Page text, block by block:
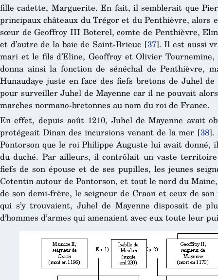
fille cadette, Marguerite. En fait, il semblerait que
principaux châteaux du Trégor et du Penthièvre, alors
sœur de Geoffroy III Boterel, comte de Penthièvre,
et d’autre de la baie de Saint-Brieuc [37]. Il est aussi
mari et le fils d’Eline, Geoffroy et Olivier
donna ainsi la fonction de sénéchal de Penthièvre,
Hunaudaye juste en face des fiefs bretons de Juhel
pour surveiller Juhel de Mayenne car il ne pouvait
marches normano-bretonnes au nom du roi de France.
En effet, depuis août 1210, Juhel de Mayenne avait
protégeait Dinan des incursions venant de la mer [38].
Pontorson que le roi Philippe Auguste lui avait donné,
du duché. Par ailleurs, il contrôlait un vaste
fiefs de son épouse et de ses pupilles, les jeunes
Cotentin autour de Pontorson, et tout le nord du
de son demi-frère, le seigneur de Craon et ceux de
qui s’y trouvaient, Juhel de Mayenne disposait de
d’hommes d’armes qui amenaient avec eux toute leur